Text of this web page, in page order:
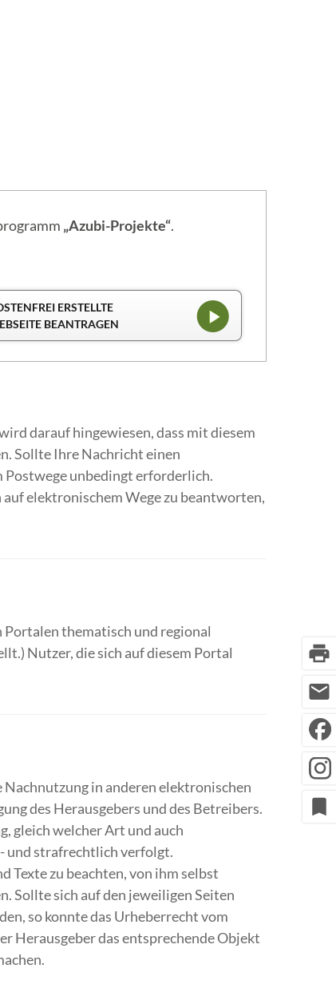
„Azubi-Projekte“.
ERSTELLTE
BEANTRAGEN
darauf hingewiesen, dass mit diesem
Sollte Ihre Nachricht einen
unbedingt erforderlich.
elektronischem Wege zu beantworten,
thematisch und regional
Nutzer, die sich auf diesem Portal
in anderen elektronischen
des Herausgebers und des Betreibers.
gleich welcher Art und auch
und strafrechtlich verfolgt.
Texte zu beachten, von ihm selbst
Sollte sich auf den jeweiligen Seiten
so konnte das Urheberrecht vom
Herausgeber das entsprechende Objekt
print
mail
bookmark